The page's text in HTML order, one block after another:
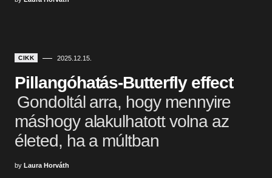
CIKK 2025.12.15.
Pillangóhatás-Butterfly effect
Gondoltál arra, hogy mennyire
máshogy alakulhatott volna az
életed, ha a múltban
by Laura Horváth